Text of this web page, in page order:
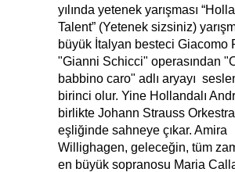
yılında yetenek yarışması
Talent” (Yetenek sizsiniz)
büyük İtalyan besteci Giacomo
"Gianni Schicci" operasından
babbino caro" adlı aryayı
birinci olur. Yine Hollandalı
birlikte Johann Strauss
eşliğinde sahneye çıkar. Amira
Willighagen, geleceğin, tüm
en büyük sopranosu Maria